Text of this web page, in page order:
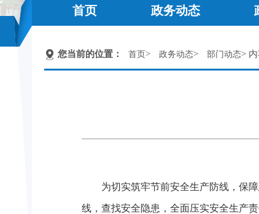
首页 政务动态
您当前的位置： 首页> 政务动态> 部门动态>
为切实筑牢节前安全生产防线，保
线，查找安全隐患，全面压实安全生产责